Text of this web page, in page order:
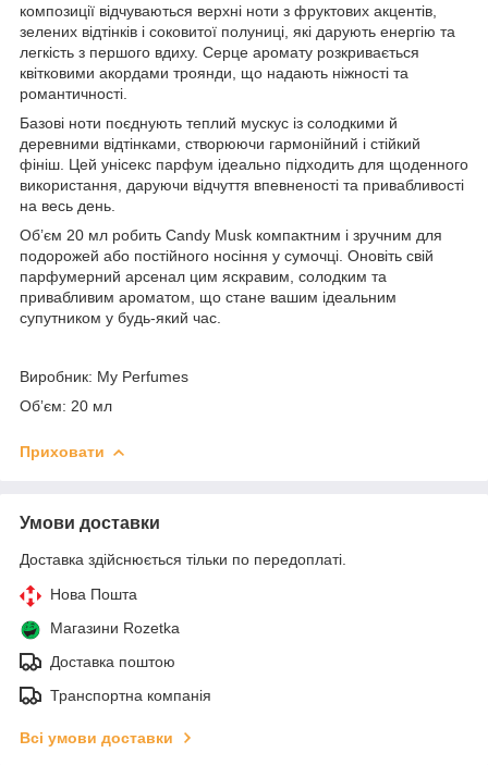
композиції відчуваються верхні ноти з фруктових акцентів,
зелених відтінків і соковитої полуниці, які дарують енергію та
легкість з першого вдиху. Серце аромату розкривається
квітковими акордами троянди, що надають ніжності та
романтичності.
Базові ноти поєднують теплий мускус із солодкими й
деревними відтінками, створюючи гармонійний і стійкий
фініш. Цей унісекс парфум ідеально підходить для щоденного
використання, даруючи відчуття впевненості та привабливості
на весь день.
Об’єм 20 мл робить Candy Musk компактним і зручним для
подорожей або постійного носіння у сумочці. Оновіть свій
парфумерний арсенал цим яскравим, солодким та
привабливим ароматом, що стане вашим ідеальним
супутником у будь-який час.
Виробник: My Perfumes
Обʼєм: 20 мл
Приховати
Умови доставки
Доставка здійснюється тільки по передоплаті.
Нова Пошта
Магазини Rozetka
Доставка поштою
Транспортна компанія
Всі умови доставки